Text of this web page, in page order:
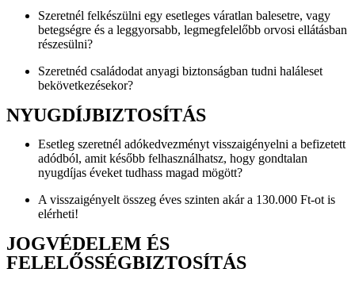
Szeretnél felkészülni egy esetleges váratlan balesetre, vagy
betegségre és a leggyorsabb, legmegfelelőbb orvosi ellátásban
részesülni?
Szeretnéd családodat anyagi biztonságban tudni haláleset
bekövetkezésekor?
NYUGDÍJBIZTOSÍTÁS
Esetleg szeretnél adókedvezményt visszaigényelni a befizetett
adódból, amit később felhasználhatsz, hogy gondtalan
nyugdíjas éveket tudhass magad mögött?
A visszaigényelt összeg éves szinten akár a 130.000 Ft-ot is
elérheti!
JOGVÉDELEM ÉS
FELELŐSSÉGBIZTOSÍTÁS